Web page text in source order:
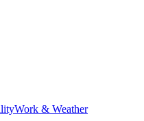
Work & Weather